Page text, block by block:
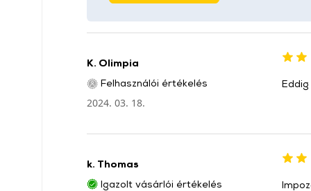
K. Olimpia
Felhasználói értékelés
2024. 03. 18.
k. Thomas
Igazolt vásárlói értékelés